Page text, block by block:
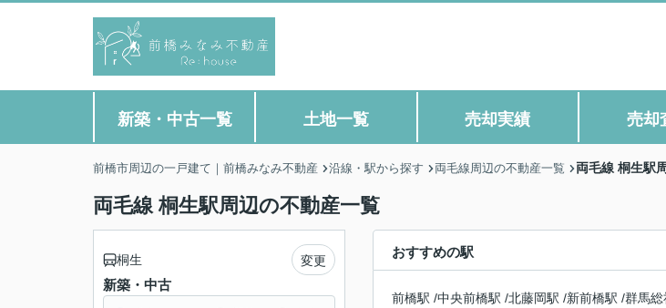
新築・中古一覧 土地一覧 売却実績 売却
前橋市周辺の一戸建て｜前橋みなみ不動産 沿線・駅から探す 両毛線周辺の不動産一覧 両毛線 桐生駅
両毛線 桐生駅周辺の不動産一覧
おすすめの駅
前橋駅 /中央前橋駅 /北藤岡駅 /新前橋駅 /群馬総
桐生 変更
新築・中古